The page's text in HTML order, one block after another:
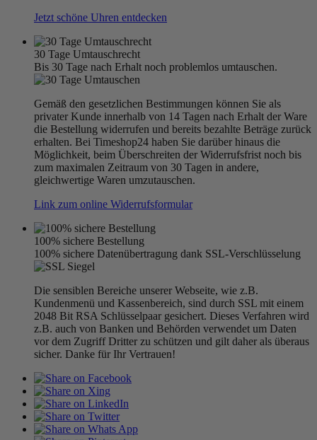
Jetzt schöne Uhren entdecken
30 Tage Umtauschrecht
Bis 30 Tage nach Erhalt noch problemlos umtauschen.
Gemäß den gesetzlichen Bestimmungen können Sie als
privater Kunde innerhalb von 14 Tagen nach Erhalt der Ware
die Bestellung widerrufen und bereits bezahlte Beträge zurück
erhalten. Bei Timeshop24 haben Sie darüber hinaus die
Möglichkeit, beim Überschreiten der Widerrufsfrist noch bis
zum maximalen Zeitraum von 30 Tagen in andere,
gleichwertige Waren umzutauschen.
Link zum online Widerrufsformular
100% sichere Bestellung
100% sichere Datenübertragung dank SSL-Verschlüsselung
Die sensiblen Bereiche unserer Webseite, wie z.B.
Kundenmenü und Kassenbereich, sind durch SSL mit einem
2048 Bit RSA Schlüsselpaar gesichert. Dieses Verfahren wird
z.B. auch von Banken und Behörden verwendet um Daten
vor dem Zugriff Dritter zu schützen und gilt daher als überaus
sicher. Danke für Ihr Vertrauen!